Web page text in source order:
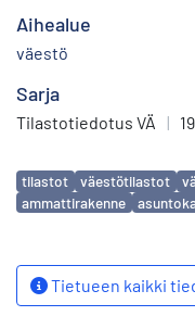
Aihealue
väestö
Sarja
Tilastotiedotus VÄ |
Avainsanat
tilastot väestötilastot
ammattirakenne
Tietueen kaikki